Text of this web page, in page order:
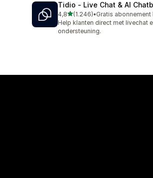
Tidio ‑ Live Chat & AI
4,8van 5 sterren
(1.246)
1246 recensies in totaal
•Gratis
Help klanten direct met livechat
ondersteuning.